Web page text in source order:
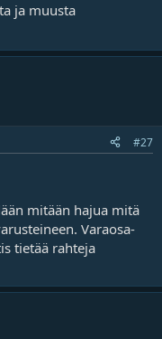
ja muusta
#27
mitään hajua mitä
Varaosa-
tietää rahteja